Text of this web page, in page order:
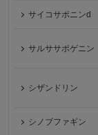
サイコサポニンd
サルササポゲニン
シザンドリン
シノブファギン